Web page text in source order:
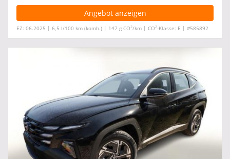
Angebot anzeigen
EZ: 06.2025 | 6,5 l/100 km (komb.) | 147 g CO2/km | CO2-Klasse: E | #585892